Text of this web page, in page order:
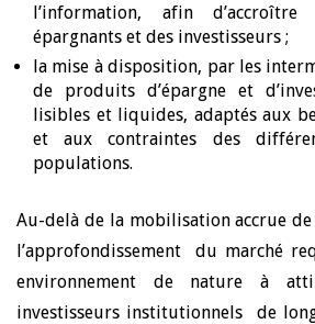
l’information, afin
épargnants et des investisseurs ;
la mise à disposition, par les
de produits d’épargne et
lisibles et liquides, adaptés aux
et aux contraintes des
populations.
Au-delà de la mobilisation accrue de
l’approfondissement du marché
environnement de nature à
investisseurs institutionnels de